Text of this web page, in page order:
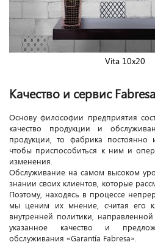
Vita 10x20
Качество и сервис Fabresa
Основу философии предприятия
качество продукции и
продукции, то фабрика постоянно
чтобы приспособиться к ним и
изменения.
Обслуживание на самом высоком
знании своих клиентов, которые
Поэтому, находясь в процессе
мы ценим их мнение, считая его
внутренней политики,
указанное качество и
обслуживания «Garantía Fabresa».